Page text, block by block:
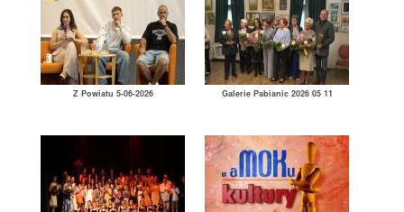
Z Powiatu 5-06-2026 Galerie Pabianic 2026 05 11